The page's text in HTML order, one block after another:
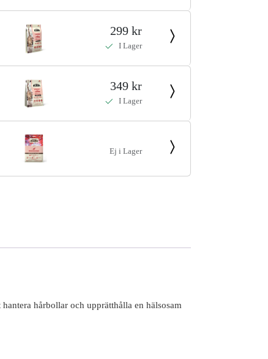
299 kr
I Lager
349 kr
I Lager
Ej i Lager
hårbollar och upprätthålla en hälsosam